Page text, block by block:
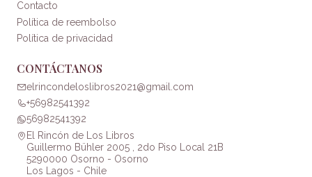
Contacto
Política de reembolso
Política de privacidad
CONTÁCTANOS
elrincondeloslibros2021@gmail.com
+56982541392
56982541392
El Rincón de Los Libros
Guillermo Bühler 2005 , 2do Piso Local 21B
5290000 Osorno - Osorno
Los Lagos - Chile